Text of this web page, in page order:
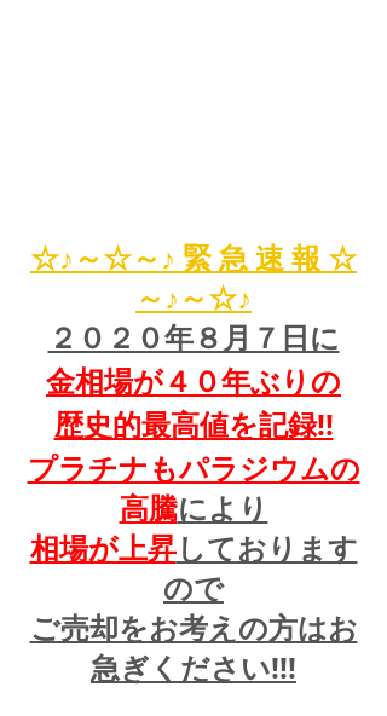
☆♪～☆～♪ 緊 急 速 報 ☆
～♪～☆♪
２０２０年８月７日に
金相場が４０年ぶりの
歴史的最高値を記録!!
プラチナもパラジウムの
高騰により
相場が上昇しております
ので
ご売却をお考えの方はお
急ぎください!!!